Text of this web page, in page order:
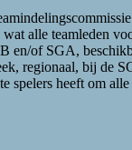
alle teamleden
en/of SGA,
regionaal, bij de
spelers heeft om